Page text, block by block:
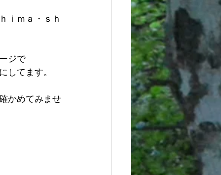
ｉｍａ・ｓｈ
ジで
してます。
かめてみませ